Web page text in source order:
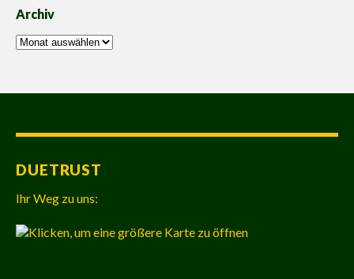
Archiv
Archiv
DUETRUST
Ihr Weg zu uns: